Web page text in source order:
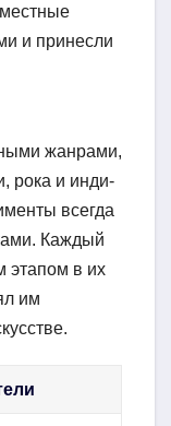
и принесли
жанрами,
рока и инди-
всегда
Каждый
этапом в их
им